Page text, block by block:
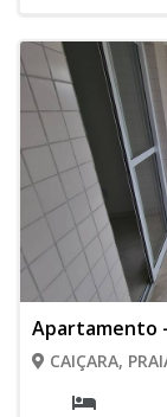
Apartamento -
CAIÇARA,